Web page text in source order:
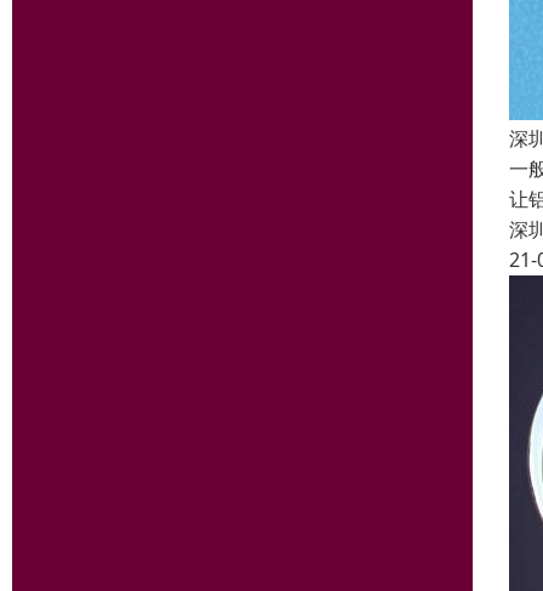
深
一
让
深
21-